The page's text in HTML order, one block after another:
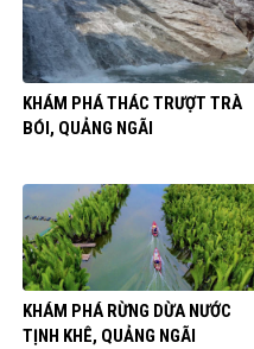
KHÁM PHÁ THÁC TRƯỢT TRÀ
BÓI, QUẢNG NGÃI
KHÁM PHÁ RỪNG DỪA NƯỚC
TỊNH KHÊ, QUẢNG NGÃI